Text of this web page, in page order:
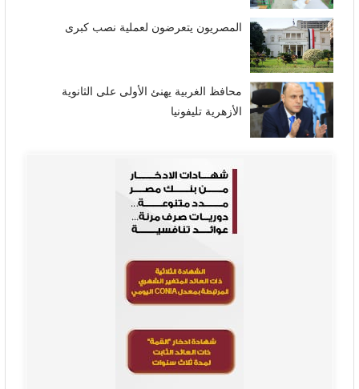
المصريون يتعرضون لعملية نصب كبرى
محافظ الغربية يهنئ الأولى على الثانوية
الأزهرية تليفونيا